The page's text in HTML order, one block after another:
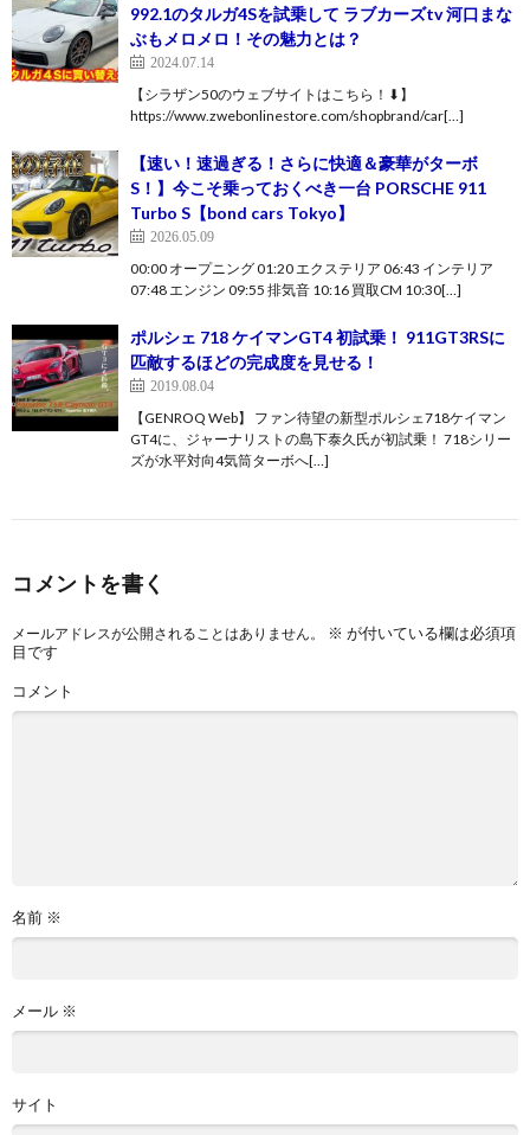
992.1のタルガ4Sを試乗して ラブカーズtv 河口まな
ぶもメロメロ！その魅力とは？
2024.07.14
【シラザン50のウェブサイトはこちら！⬇︎】
https://www.zwebonlinestore.com/shopbrand/car[…]
【速い！速過ぎる！さらに快適＆豪華がターボ
S！】今こそ乗っておくべき一台 PORSCHE 911
Turbo S【bond cars Tokyo】
2026.05.09
00:00 オープニング 01:20 エクステリア 06:43 インテリア
07:48 エンジン 09:55 排気音 10:16 買取CM 10:30[…]
ポルシェ 718 ケイマンGT4 初試乗！ 911GT3RSに
匹敵するほどの完成度を見せる！
2019.08.04
【GENROQ Web】 ファン待望の新型ポルシェ718ケイマン
GT4に、ジャーナリストの島下泰久氏が初試乗！ 718シリー
ズが水平対向4気筒ターボへ[…]
コメントを書く
メールアドレスが公開されることはありません。 ※ が付いている欄は必須項
目です
コメント
名前 ※
メール ※
サイト